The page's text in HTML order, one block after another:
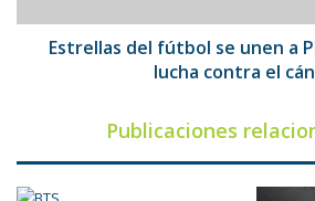
la
luchaEstrellas del fútbol se unen a
lucha contra el
Publicaciones